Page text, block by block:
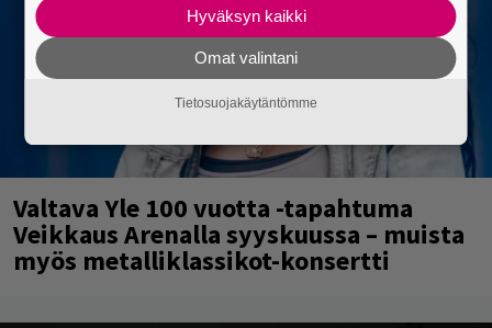
Valtava Yle 100 vuotta -tapahtuma
Veikkaus Arenalla syyskuussa – muista
myös metalliklassikot-konsertti
Hyväksyn kaikki
Omat valintani
Tietosuojakäytäntömme